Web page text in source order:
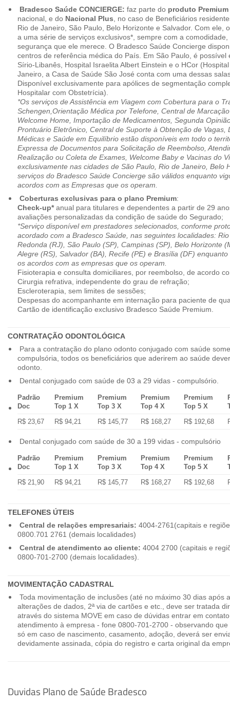
Bradesco Saúde CONCIERGE: faz parte do produto Premium
nacional, e do Nacional Plus , no caso de Beneficiários
Rio de Janeiro, São Paulo, Belo Horizonte e Salvador. Com ele,
a uma série de serviços exclusivos*, sempre com a
segurança que ele merece. O Bradesco Saúde Concierge
centros de referência médica do País. Em São Paulo, é possível
Sírio-Libanês, Hospital Israelita Albert Einstein e o HCor
Janeiro, a Casa de Saúde São José conta com uma dessas
Disponível exclusivamente para apólices de segmentação
Hospitalar com Obstetrícia).
*Os serviços de Assistência em Viagem com Cobertura para o
Schengen,Orientação Médica por Telefone, Central de
Welcome Home, Importação de Medicamentos, Segunda
Prontuário Eletrônico, Central de Suporte à Obtenção de Vagas,
Médicas e Saúde em Equilíbrio estão disponíveis em todo o
Expressa de Documentos para Solicitação de Reembolso,
Realização ou Coleta de Exames, Welcome Baby e Vacinas do
exclusivamente nas cidades de São Paulo, Rio de Janeiro, Belo
serviços do Bradesco Saúde Concierge são válidos enquanto
acordos com as Empresas que os operam.
Coberturas exclusivas para o plano Premium:
Check-up*anual para titulares e dependentes a partir de 29
avaliações personalizadas da condição de saúde do Segurado;
*Serviço disponível em prestadores selecionados, conforme
acordado com a Bradesco Saúde, nas seguintes localidades:
Redonda (RJ), São Paulo (SP), Campinas (SP), Belo Horizonte
Alegre (RS), Salvador (BA), Recife (PE) e Brasília (DF)
os acordos com as empresas que os operam.
Fisioterapia e consulta domiciliares, por reembolso, de acordo
Cirurgia refrativa, independente do grau de refração;
Escleroterapia, sem limites de sessões;
Despesas do acompanhante em internação para paciente de
Cartão de identificação exclusivo Bradesco Saúde Premium.
CONTRATAÇÃO ODONTOLÓGICA
Para a contratação do plano odonto conjugado com saúde
compulsória, todos os beneficiários que aderirem ao saúde
odonto.
Dental conjugado com saúde de 03 a 29 vidas - compulsório.
Padrão
Doc
Premium
Top 1 X
Premium
Top 3 X
Premium
Top 4 X
Premium
Top 5 X
R$ 23,67
R$ 94,21 R$ 145,77 R$ 168,27 R$ 192,68
Dental conjugado com saúde de 30 a 199 vidas - compulsório
Padrão
Doc
Premium
Top 1 X
Premium
Top 3 X
Premium
Top 4 X
Premium
Top 5 X
R$ 21,90
R$ 94,21 R$ 145,77 R$ 168,27 R$ 192,68
TELEFONES ÚTEIS
Central de relações empresariais: 4004-2761(capitais e
0800.701 2761 (demais localidades)
Central de atendimento ao cliente: 4004 2700 (capitais e
0800-701-2700 (demais localidades).
MOVIMENTAÇÃO CADASTRAL
Toda movimentação de inclusões (até no máximo 30 dias após
alterações de dados, 2ª via de cartões e etc., deve ser tratada
através do sistema MOVE em caso de dúvidas entrar em
atendimento à empresa - fone 0800-701-2700 - observando
só em caso de nascimento, casamento, adoção, deverá ser
devidamente assinada, cópia do registro e carta original da
Duvidas Plano de Saúde Bradesco